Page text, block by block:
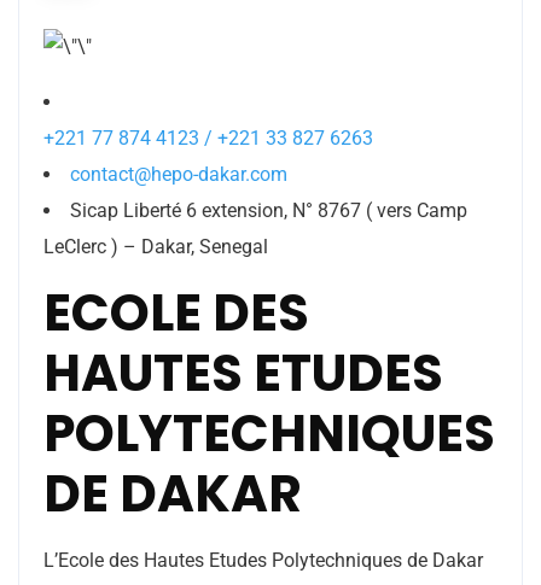
+221 77 874 4123 / +221 33 827 6263
contact@hepo-dakar.com
Sicap Liberté 6 extension, N° 8767 ( vers Camp
LeClerc ) – Dakar, Senegal
ECOLE DES
HAUTES ETUDES
POLYTECHNIQUES
DE DAKAR
L’Ecole des Hautes Etudes Polytechniques de Dakar